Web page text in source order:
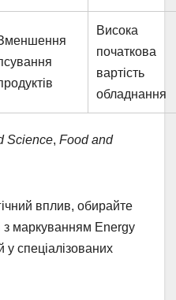
Висока
початкова
вартість
обладнання
Science, Food and
вплив, обирайте
з маркуванням Energy
у спеціалізованих